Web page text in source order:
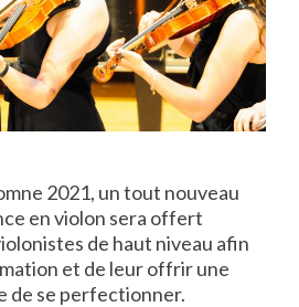
2021, un tout nouveau
en violon sera offert
de haut niveau afin
et de leur offrir une
de se perfectionner.